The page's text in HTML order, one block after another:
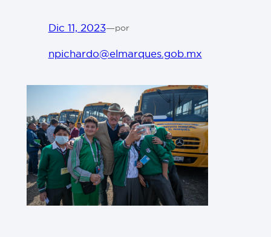
Dic 11, 2023—por
npichardo@elmarques.gob.mx